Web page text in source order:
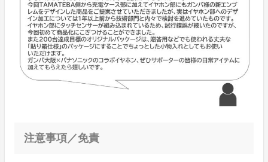
注意事項／免責